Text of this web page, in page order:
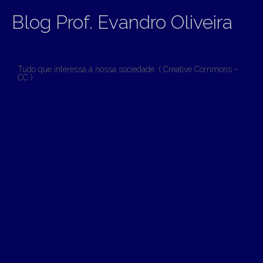
Blog Prof. Evandro Oliveira
Tudo que interessa à nossa sociedade. ( Creative Commons –
CC )